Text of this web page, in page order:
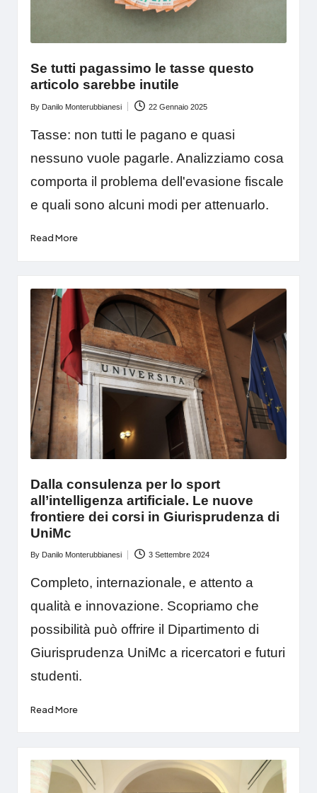
Se tutti pagassimo le tasse questo
articolo sarebbe inutile
Posted
By Danilo Monterubbianesi 22 Gennaio 2025
Tasse: non tutti le pagano e quasi
nessuno vuole pagarle. Analizziamo cosa
comporta il problema dell'evasione fiscale
e quali sono alcuni modi per attenuarlo.
Read More
Dalla consulenza per lo sport
all’intelligenza artificiale. Le nuove
frontiere dei corsi in Giurisprudenza di
UniMc
Posted
By Danilo Monterubbianesi 3 Settembre 2024
Completo, internazionale, e attento a
qualità e innovazione. Scopriamo che
possibilità può offrire il Dipartimento di
Giurisprudenza UniMc a ricercatori e futuri
studenti.
Read More